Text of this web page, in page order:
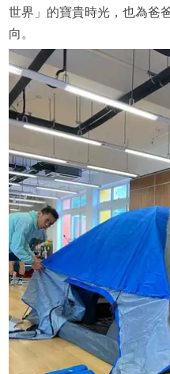
世界」的寶貴時光，也為爸
向。